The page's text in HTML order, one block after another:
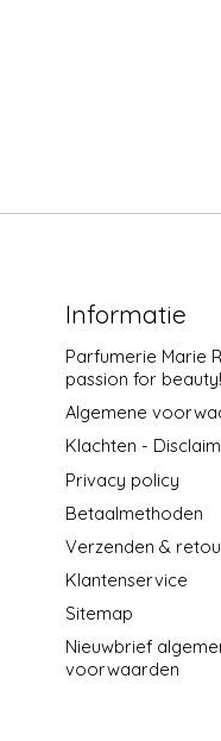
Informatie
Parfumerie Marie
passion for beauty!
Algemene
Klachten -
Privacy policy
Betaalmethoden
Verzenden &
Klantenservice
Sitemap
Nieuwbrief
voorwaarden